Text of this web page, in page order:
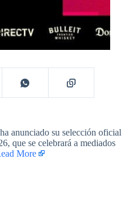
anunciado su selección oficial
que se celebrará a mediados
More